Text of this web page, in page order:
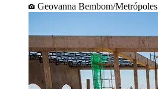
Geovanna Bembom/Metrópoles